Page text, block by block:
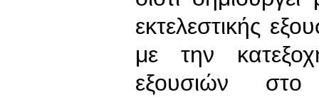
εκτελεστικής
με την
εξουσιών